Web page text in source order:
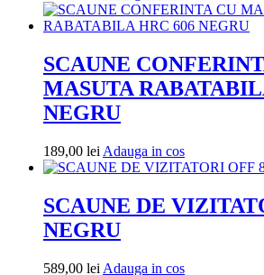
in
cos
SCAUNE
MASUTA
NEGRU
189,00 lei Adauga in cosAdauga
in
SCAUNE DE
NEGRU
589,00 lei Adauga in cosAdauga